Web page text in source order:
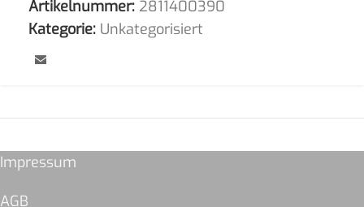
Artikelnummer: 2811400390
Kategorie: Unkategorisiert
Impressum
AGB